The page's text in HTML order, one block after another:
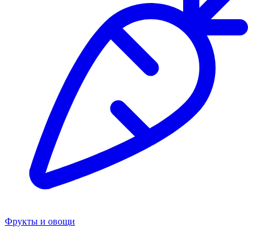
Фрукты и овощи